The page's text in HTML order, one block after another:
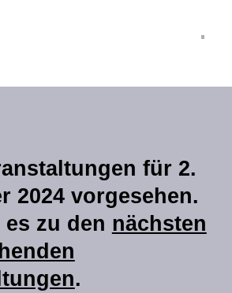
für 2.
2024 vorgesehen.
zu den nächsten
.